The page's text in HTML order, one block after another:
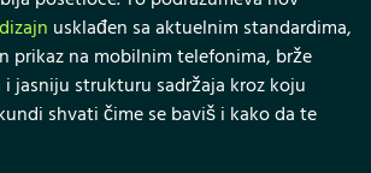
usklađen sa aktuelnim standardima,
prikaz na mobilnim telefonima, brže
jasniju strukturu sadržaja kroz koju
shvati čime se baviš i kako da te